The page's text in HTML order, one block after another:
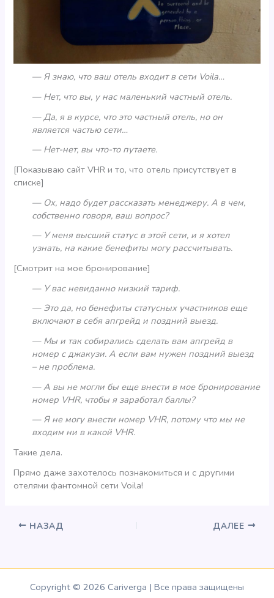
— Я знаю, что ваш отель входит в сети Voila…
— Нет, что вы, у нас маленький частный отель.
— Да, я в курсе, что это частный отель, но он
является частью сети…
— Нет-нет, вы что-то путаете.
[Показываю сайт VHR и то, что отель присутствует в
списке]
— Ох, надо будет рассказать менеджеру. А в чем,
собственно говоря, ваш вопрос?
— У меня высший статус в этой сети, и я хотел
узнать, на какие бенефиты могу рассчитывать.
[Смотрит на мое бронирование]
— У вас невиданно низкий тариф.
— Это да, но бенефиты статусных участников еще
включают в себя апгрейд и поздний выезд.
— Мы и так собирались сделать вам апгрейд в
номер с джакузи. А если вам нужен поздний выезд
– не проблема.
— А вы не могли бы еще внести в мое бронирование
номер VHR, чтобы я заработал баллы?
— Я не могу внести номер VHR, потому что мы не
входим ни в какой VHR.
Такие дела.
Прямо даже захотелось познакомиться и с другими
отелями фантомной сети Voila!
НАЗАД ДАЛЕЕ
Copyright © 2026 Cariverga | Все права защищены